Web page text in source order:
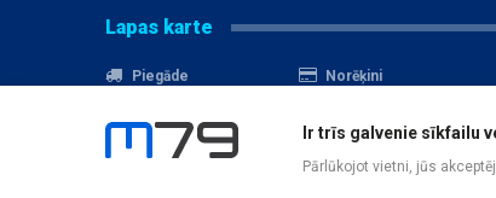
Lapas karte
Piegāde
Norēķini
Akcijas
Serviss
Ir trīs galvenie sīkfailu
Pārlūkojot vietni, jūs